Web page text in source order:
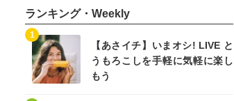
ランキング・Weekly
【あさイチ】いまオシ! LIVE と
うもろこしを手軽に気軽に楽し
もう
1